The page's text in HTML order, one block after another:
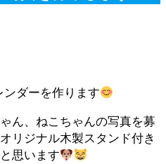
ダーを作ります
ん、ねこちゃんの写真を募
リジナル木製スタンド付き
思います